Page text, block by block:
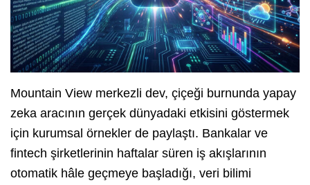
Mountain View merkezli dev, çiçeği burnunda yapay
zeka aracının gerçek dünyadaki etkisini göstermek
için kurumsal örnekler de paylaştı. Bankalar ve
fintech şirketlerinin haftalar süren iş akışlarının
otomatik hâle geçmeye başladığı, veri bilimi